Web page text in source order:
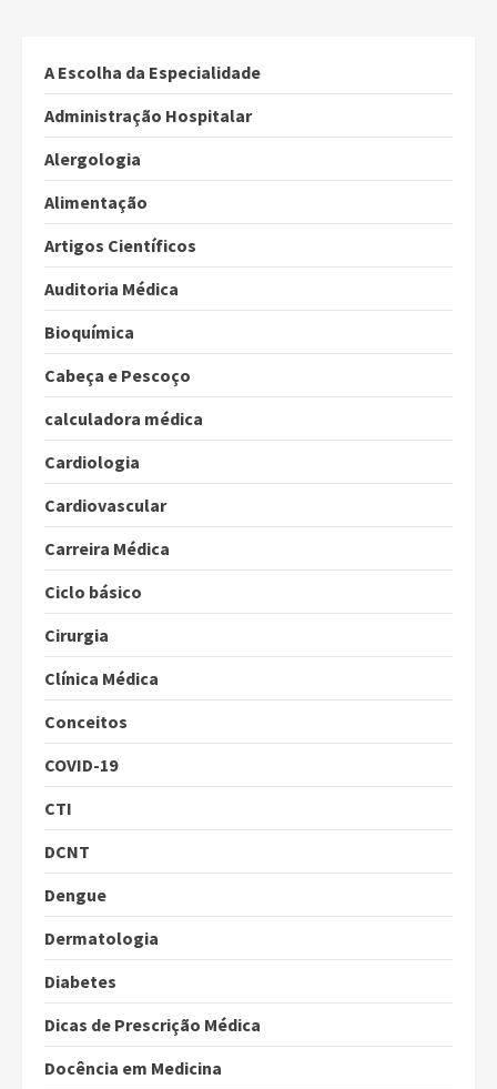
A Escolha da Especialidade
Administração Hospitalar
Alergologia
Alimentação
Artigos Científicos
Auditoria Médica
Bioquímica
Cabeça e Pescoço
calculadora médica
Cardiologia
Cardiovascular
Carreira Médica
Ciclo básico
Cirurgia
Clínica Médica
Conceitos
COVID-19
CTI
DCNT
Dengue
Dermatologia
Diabetes
Dicas de Prescrição Médica
Docência em Medicina